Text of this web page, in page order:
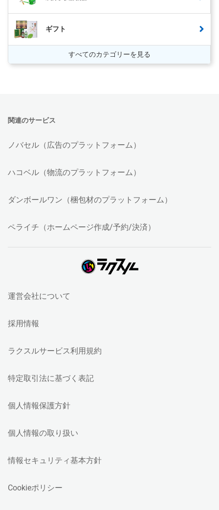
ギフト
すべてのカテゴリーを見る
関連のサービス
ノバセル（広告のプラットフォーム）
ハコベル（物流のプラットフォーム）
ダンボールワン（梱包材のプラットフォーム）
ペライチ（ホームページ作成/予約/決済）
運営会社について
採用情報
ラクスルサービス利用規約
特定取引法に基づく表記
個人情報保護方針
個人情報の取り扱い
情報セキュリティ基本方針
Cookieポリシー